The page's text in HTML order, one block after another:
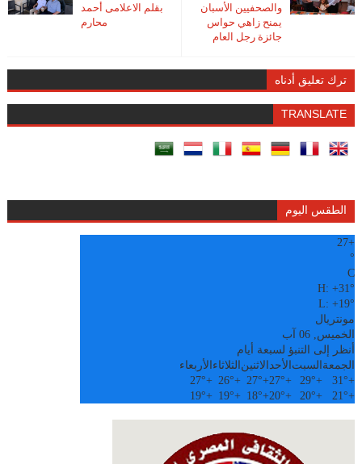
بقلم الاعلامى أحمد
محارم
والصحفيين الأسبان
يمنح زاهي حواس
جائزة رجل العام
ترك تعليق أدناه
TRANSLATE
الطقس اليوم
+
27
°
C
H:+31°
L:+19°
مونتريال
الخميس, 06 آب
أنظر إلى التنبؤ لسبعة أيام
الجمعة السبت الأحدالاثنين الثلاثاء الأربعاء
+
31°
+
29°
+
27°
+
27°
+
26°
+
27°
+
21°
+
20°
+
20°
+
18°
+
19°
+
19°